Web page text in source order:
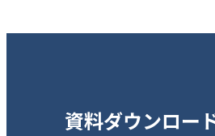
資料ダウンロー